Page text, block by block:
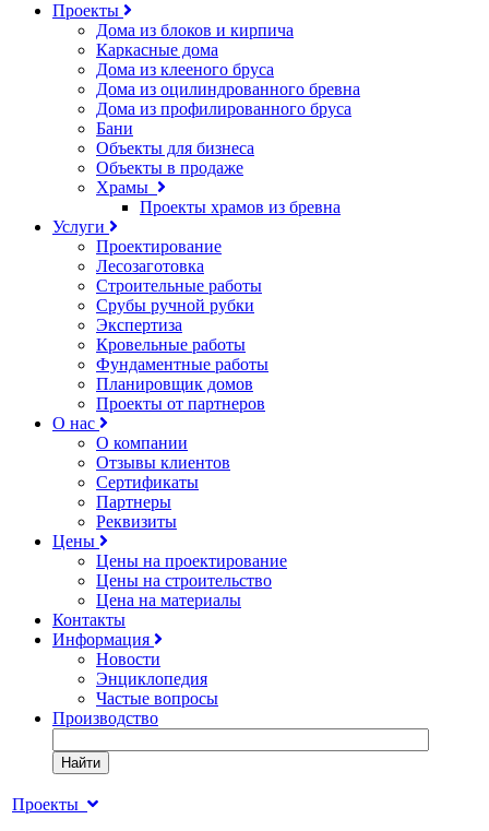
Проекты
Дома из блоков и кирпича
Каркасные дома
Дома из клееного бруса
Дома из оцилиндрованного бревна
Дома из профилированного бруса
Бани
Объекты для бизнеса
Объекты в продаже
Храмы
Проекты храмов из бревна
Услуги
Проектирование
Лесозаготовка
Строительные работы
Срубы ручной рубки
Экспертиза
Кровельные работы
Фундаментные работы
Планировщик домов
Проекты от партнеров
О нас
О компании
Отзывы клиентов
Сертификаты
Партнеры
Реквизиты
Цены
Цены на проектирование
Цены на строительство
Цена на материалы
Контакты
Информация
Новости
Энциклопедия
Частые вопросы
Производство
Найти
Проекты